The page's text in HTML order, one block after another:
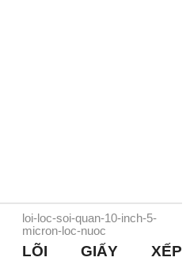
loi-loc-soi-quan-10-inch-5-
micron-loc-nuoc
LÕI GIẤY XẾP